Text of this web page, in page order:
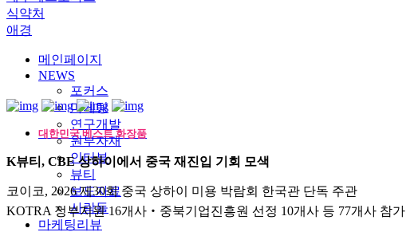
식약처
애경
메인페이지
NEWS
포커스
마케팅
연구개발
원부자재
인터뷰
뷰티
보도자료
사람들
마케팅리뷰
대한민국 베스트 화장품
K뷰티, CBE 상하이에서 중국 재진입 기회 모색
코이코, 2026 제30회 중국 상하이 미용 박람회 한국관 단독 주관
KOTRA 정부지원 16개사‧중북기업진흥원 선정 10개사 등 77개사 참가